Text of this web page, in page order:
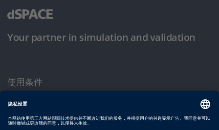
Your partner in simulation and validation
使用条件
隐私政策
版权声明与一般条款及条件